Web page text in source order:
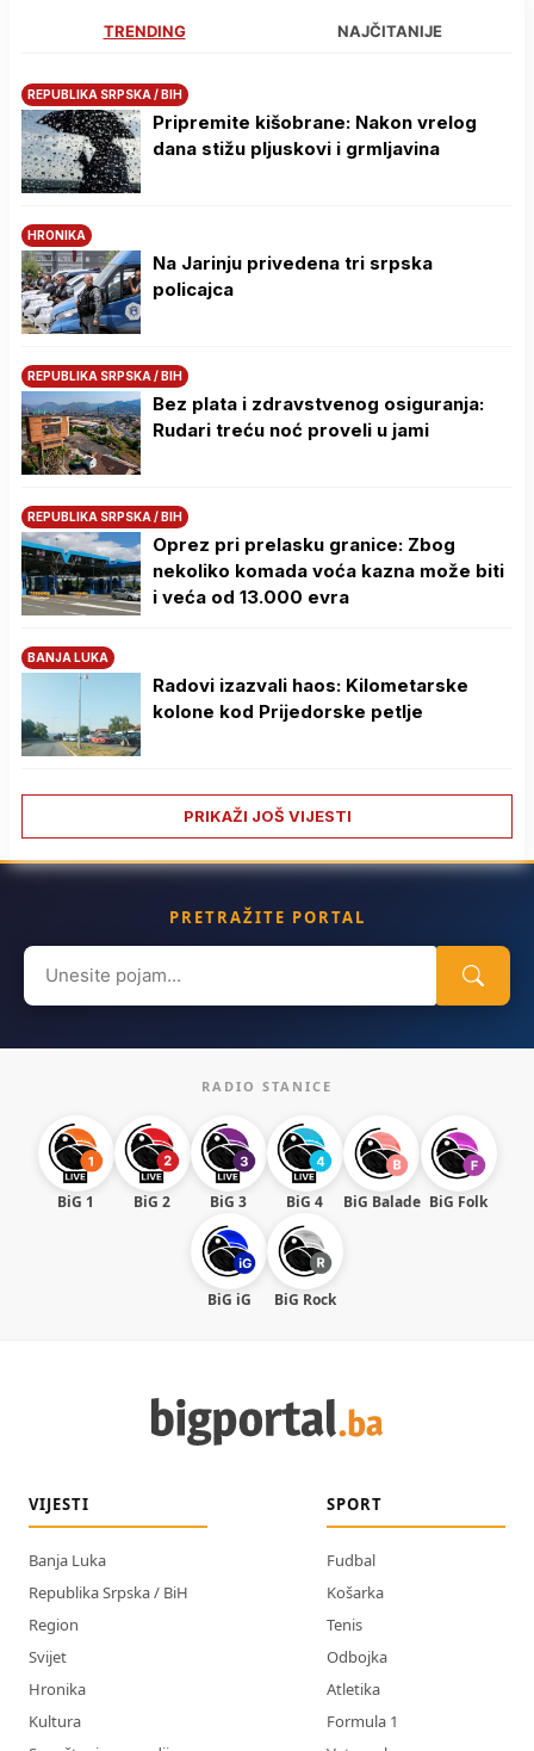
TRENDING NAJČITANIJE
REPUBLIKA SRPSKA / BIH
Pripremite kišobrane: Nakon vrelog
dana stižu pljuskovi i grmljavina
HRONIKA
Na Јarinju privedena tri srpska
policajca
REPUBLIKA SRPSKA / BIH
Bez plata i zdravstvenog osiguranja:
Rudari treću noć proveli u jami
REPUBLIKA SRPSKA / BIH
Oprez pri prelasku granice: Zbog
nekoliko komada voća kazna može biti
i veća od 13.000 evra
BANJA LUKA
Radovi izazvali haos: Kilometarske
kolone kod Prijedorske petlje
PRIKAŽI JOŠ VIJESTI
PRETRAŽITE PORTAL
Search
for:
RADIO STANICE
BiG 1 BiG 2 BiG 3 BiG 4 BiG Balade BiG Folk
BiG iG BiG Rock
VIJESTI
Banja Luka
Republika Srpska / BiH
Region
Svijet
Hronika
Kultura
SPORT
Fudbal
Košarka
Tenis
Odbojka
Atletika
Formula 1